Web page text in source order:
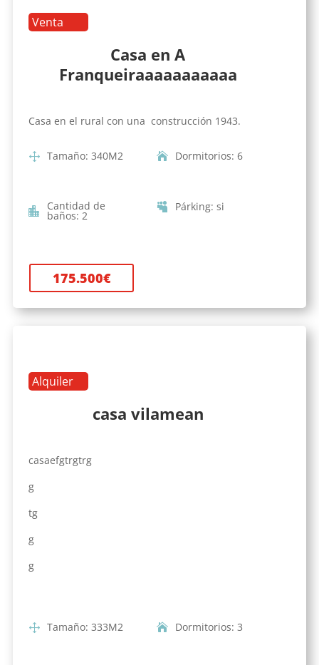
Venta
Casa en A
Franqueiraaaaaaaaaaa
Casa en el rural con una construcción 1943.
Tamaño: 340M2 Dormitorios: 6
Cantidad de
baños: 2
Párking: si
175.500€
Alquiler
casa vilamean
casaefgtrgtrg
g
tg
g
g
Tamaño: 333M2 Dormitorios: 3